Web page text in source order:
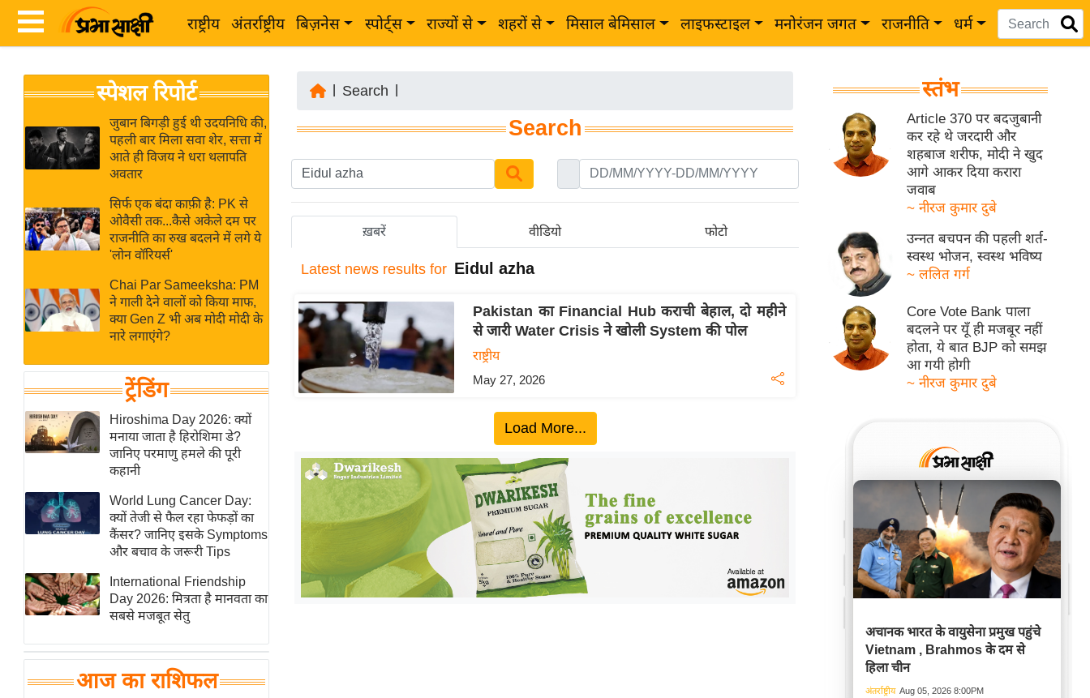
राष्ट्रीय अंतर्राष्ट्रीय बिज़नेस स्पोर्ट्स राज्यों से शहरों से मिसाल बेमिसाल लाइफस्टाइल मनोरंजन जगत राजनीति धर्म
News
Hindi
News
Live
News in
Hindi
Hindi
News
Hindi
ख
ब
अंतर्राष्ट्रीय
बिज़नेस
जगत
विशेषज्ञ
बजट
खेल
क्रिकेट
IPL
ई-पेपर
मिसाल बेमिसाल
यंग इंडिया
साहित्य जगत
न्यूज ब्रीफ
मनोरंजन जगत
स्पेशल रिपोर्ट
जुबान बिगड़ी हुई थी उदयनिधि की,
पहली बार मिला सवा शेर, सत्ता में
आते ही विजय ने धरा थलापति
अवतार
सिर्फ एक बंदा काफ़ी है: PK से
ओवैसी तक...कैसे अकेले दम पर
राजनीति का रुख बदलने में लगे ये
'लोन वॉरियर्स'
Chai Par Sameeksha: PM
ने गाली देने वालों को किया माफ,
क्या Gen Z भी अब मोदी मोदी के
नारे लगाएंगे?
ट्रेंडिंग
Hiroshima Day 2026: क्यों
मनाया जाता है हिरोशिमा डे?
जानिए परमाणु हमले की पूरी
कहानी
World Lung Cancer Day:
क्यों तेजी से फैल रहा फेफड़ों का
कैंसर? जानिए इसके Symptoms
और बचाव के जरूरी Tips
International Friendship
Day 2026: मित्रता है मानवता का
सबसे मजबूत सेतु
आज का राशिफल
Search
Search
ख़बरें वीडियो फोटो
Latest news results for Eidul azha
Pakistan का Financial Hub कराची बेहाल, दो महीने
से जारी Water Crisis ने खोली System की पोल
राष्ट्रीय
May 27, 2026
Load More...
स्तंभ
Article 370 पर बदजुबानी
कर रहे थे जरदारी और
शहबाज शरीफ, मोदी ने खुद
आगे आकर दिया करारा
जवाब
~ नीरज कुमार दुबे
उन्नत बचपन की पहली शर्त-
स्वस्थ भोजन, स्वस्थ भविष्य
~ ललित गर्ग
Core Vote Bank पाला
बदलने पर यूँ ही मजबूर नहीं
होता, ये बात BJP को समझ
आ गयी होगी
~ नीरज कुमार दुबे
अचानक भारत के वायुसेना प्रमुख पहुंचे
Vietnam , Brahmos के दम से
हिला चीन
अंतर्राष्ट्रीय Aug 05, 2026 8:00PM